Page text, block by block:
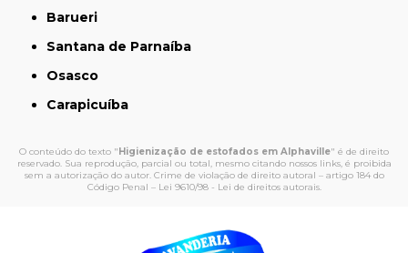
Barueri
Santana de Parnaíba
Osasco
Carapicuíba
O conteúdo do texto " Higienização de estofados em Alphaville" é de direito
reservado. Sua reprodução, parcial ou total, mesmo citando nossos links, é proibida
sem a autorização do autor. Crime de violação de direito autoral – artigo 184 do
Código Penal – Lei 9610/98 - Lei de direitos autorais.